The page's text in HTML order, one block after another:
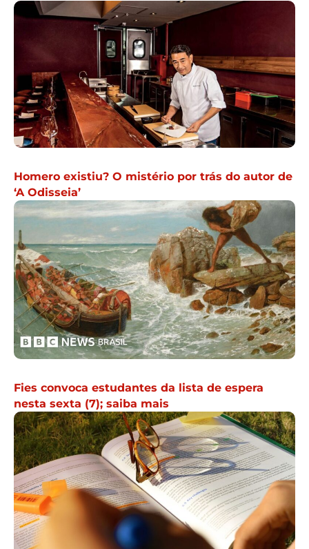
Homero existiu? O mistério por trás do autor de
‘A Odisseia’
Fies convoca estudantes da lista de espera
nesta sexta (7); saiba mais